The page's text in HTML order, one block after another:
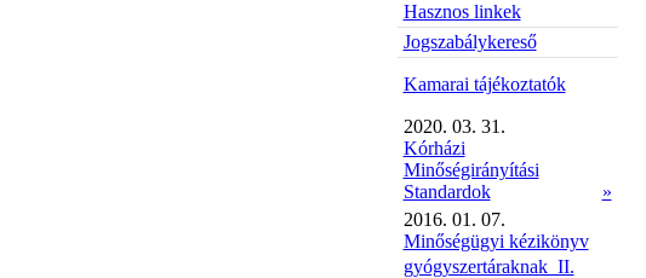
Hasznos linkek
Jogszabálykereső
Kamarai tájékoztatók
2020. 03. 31.
Kórházi
Minőségirányítási
Standardok
»
2016. 01. 07.
Minőségügyi kézikönyv
gyógyszertáraknak  II.